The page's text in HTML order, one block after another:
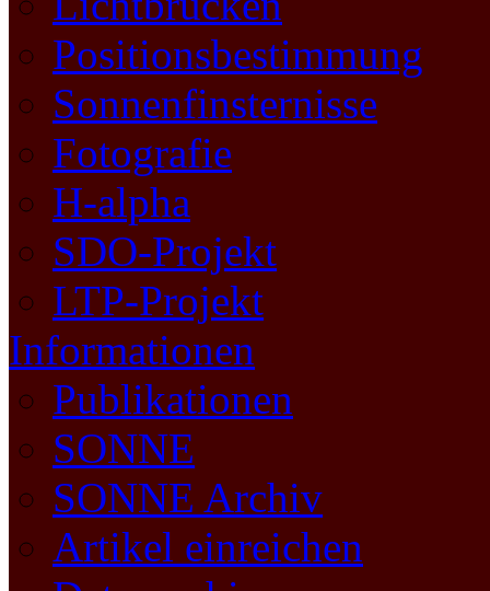
Positionsbestimmung
Sonnenfinsternisse
Fotografie
H-alpha
SDO-Projekt
LTP-Projekt
Informationen
Publikationen
SONNE
SONNE Archiv
Artikel einreichen